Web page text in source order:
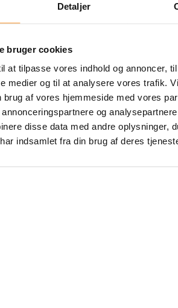
Detaljer
bruger cookies
at tilpasse vores indhold og annoncer,
medier og til at analysere vores trafik.
brug af vores hjemmeside med vores
og
disse data med andre oplysninger,
indsamlet fra din brug af deres
Sygedagpengesystem
og test af it-
udviklingshus Trifork.
videnshus, hvor vi arbejder